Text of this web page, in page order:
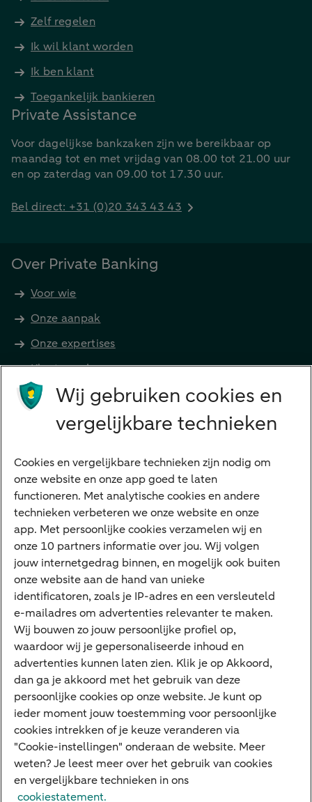
Zelf regelen
Ik wil klant worden
Ik ben klant
Toegankelijk bankieren
Private Assistance
Voor dagelijkse bankzaken zijn we bereikbaar op
maandag tot en met vrijdag van 08.00 tot 21.00 uur
en op zaterdag van 09.00 tot 17.30 uur.
Bel direct: +31 (0)20 343 43 43
Over Private Banking
Voor wie
Onze aanpak
Onze expertises
Klant worden
Producten
Betalen
Sparen
Meest gezocht
Jaaroverzicht
Machtiging
E.dentifier
Deposito
Uw situatie
Maatwerk in beleggen
Vermogensoverdracht
Ondernemen en overdracht
Bijdragen betere wereld
Over ABN AMRO
Wij gebruiken cookies en
vergelijkbare technieken
Cookies en vergelijkbare technieken zijn nodig om
onze website en onze app goed te laten
functioneren. Met analytische cookies en andere
technieken verbeteren we onze website en onze
app. Met persoonlijke cookies verzamelen wij en
onze 10 partners informatie over jou. Wij volgen
jouw internetgedrag binnen, en mogelijk ook buiten
onze website aan de hand van unieke
identificatoren, zoals je IP-adres en een versleuteld
e-mailadres om advertenties relevanter te maken.
Wij bouwen zo jouw persoonlijke profiel op,
waardoor wij je gepersonaliseerde inhoud en
advertenties kunnen laten zien. Klik je op Akkoord,
dan ga je akkoord met het gebruik van deze
persoonlijke cookies op onze website. Je kunt op
ieder moment jouw toestemming voor persoonlijke
cookies intrekken of je keuze veranderen via
"Cookie-instellingen" onderaan de website. Meer
weten? Je leest meer over het gebruik van cookies
en vergelijkbare technieken in ons
cookiestatement.